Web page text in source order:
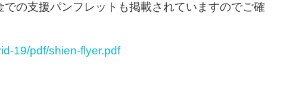
での支援パンフレットも掲載されていますのでご確
19/pdf/shien-flyer.pdf